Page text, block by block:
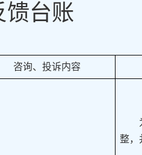
馈台账
咨询、投诉内容
整，